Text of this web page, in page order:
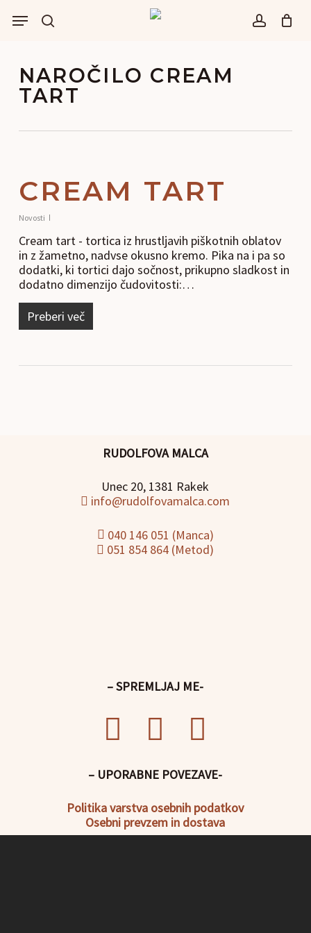
išči account
Menu
NAROČILO CREAM
TART
CREAM TART
Novosti
Cream tart - tortica iz hrustljavih piškotnih oblatov
in z žametno, nadvse okusno kremo. Pika na i pa so
dodatki, ki tortici dajo sočnost, prikupno sladkost in
dodatno dimenzijo čudovitosti:…
Preberi več
RUDOLFOVA MALCA
Unec 20, 1381 Rakek
info@rudolfovamalca.com
040 146 051 (Manca)
051 854 864 (Metod)
– SPREMLJAJ ME-
– UPORABNE POVEZAVE-
Politikavarstva osebnih podatkov
Osebni prevzem in dostava